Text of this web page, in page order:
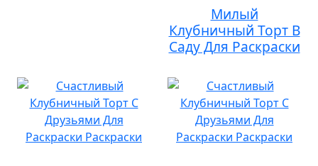
Милый
Клубничный Торт В
Саду Для Раскраски